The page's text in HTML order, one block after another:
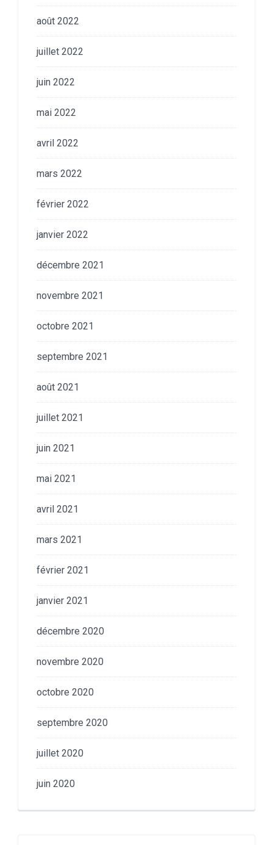
août 2022
juillet 2022
juin 2022
mai 2022
avril 2022
mars 2022
février 2022
janvier 2022
décembre 2021
novembre 2021
octobre 2021
septembre 2021
août 2021
juillet 2021
juin 2021
mai 2021
avril 2021
mars 2021
février 2021
janvier 2021
décembre 2020
novembre 2020
octobre 2020
septembre 2020
juillet 2020
juin 2020